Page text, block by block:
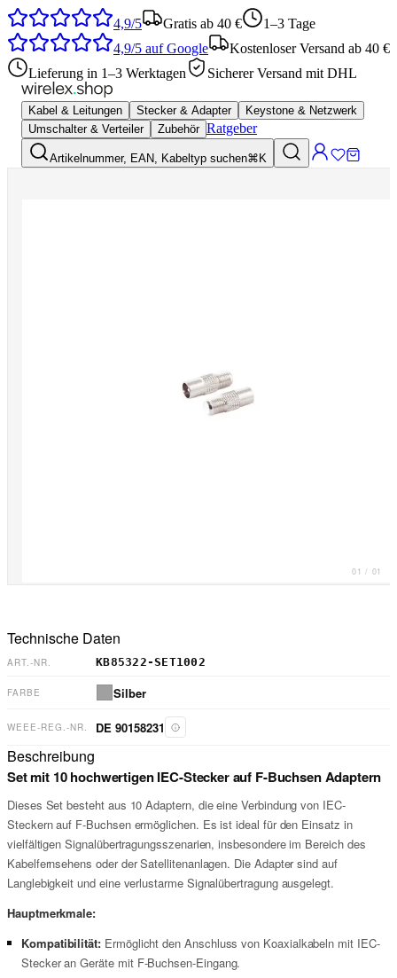
4,9/5 Gratis ab 40 €
1–3 Tage
4,9/5 auf Google
Kostenloser Versand ab 40 €
Lieferung in 1–3 Werktagen
Sicherer Versand mit DHL
Kabel & Leitungen Stecker & Adapter
Keystone & Netzwerk
Umschalter & Verteiler
Zubehör Ratgeber
Artikelnummer, EAN, Kabeltyp suchen⌘K
01 / 01
Technische Daten
ART.-NR. KB85322-SET1002
FARBE Silber
WEEE-REG.-NR. DE 90158231
Beschreibung
Set mit 10 hochwertigen IEC-Stecker auf F-Buchsen Adaptern
Dieses Set besteht aus 10 Adaptern, die eine Verbindung von IEC-
Steckern auf F-Buchsen ermöglichen. Es ist ideal für den Einsatz in
vielfältigen Signalübertragungsszenarien, insbesondere im Bereich des
Kabelfernsehens oder der Satellitenanlagen. Die Adapter sind auf
Langlebigkeit und eine verlustarme Signalübertragung ausgelegt.
Hauptmerkmale:
Kompatibilität: Ermöglicht den Anschluss von Koaxialkabeln mit IEC-
Stecker an Geräte mit F-Buchsen-Eingang.